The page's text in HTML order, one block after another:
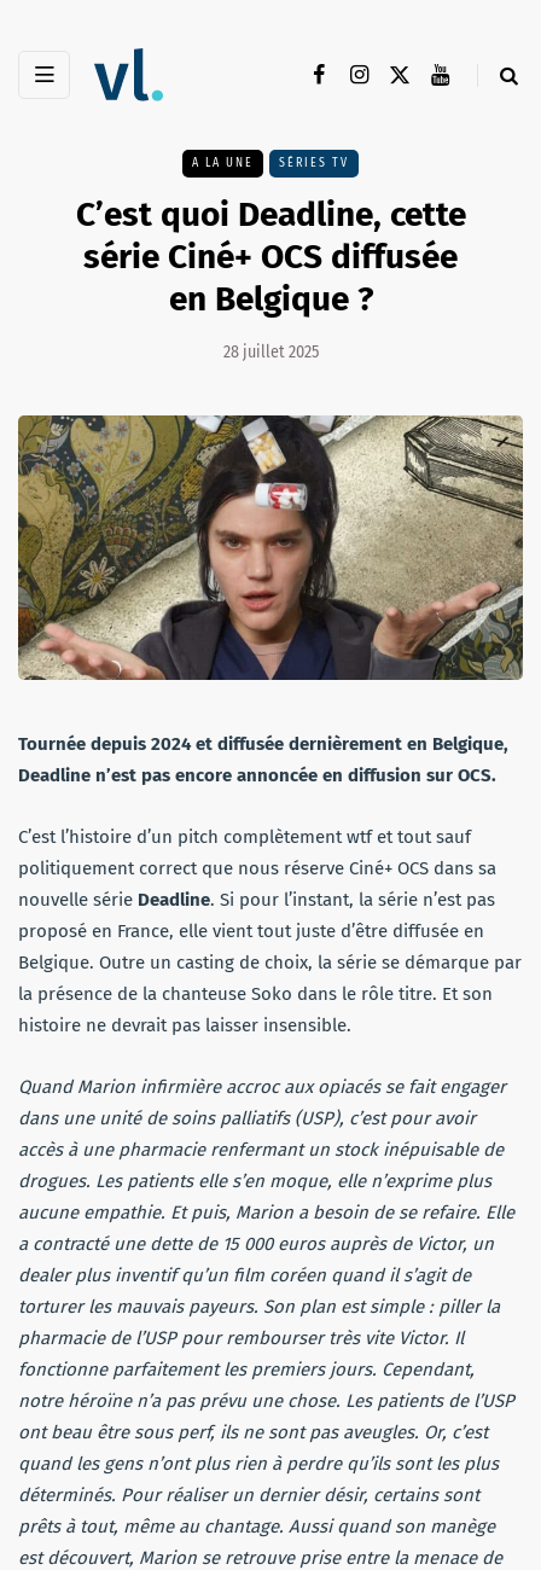
A LA UNE SÉRIES TV
C’est quoi Deadline, cette
série Ciné+ OCS diffusée
en Belgique ?
28 juillet 2025
Tournée depuis 2024 et diffusée dernièrement en Belgique,
Deadline n’est pas encore annoncée en diffusion sur OCS.
C’est l’histoire d’un pitch complètement wtf et tout sauf
politiquement correct que nous réserve Ciné+ OCS dans sa
nouvelle série Deadline. Si pour l’instant, la série n’est pas
proposé en France, elle vient tout juste d’être diffusée en
Belgique. Outre un casting de choix, la série se démarque par
la présence de la chanteuse Soko dans le rôle titre. Et son
histoire ne devrait pas laisser insensible.
Quand Marion infirmière accroc aux opiacés se fait engager
dans une unité de soins palliatifs (USP), c’est pour avoir
accès à une pharmacie renfermant un stock inépuisable de
drogues. Les patients elle s’en moque, elle n’exprime plus
aucune empathie. Et puis, Marion a besoin de se refaire. Elle
a contracté une dette de 15 000 euros auprès de Victor, un
dealer plus inventif qu’un film coréen quand il s’agit de
torturer les mauvais payeurs. Son plan est simple : piller la
pharmacie de l’USP pour rembourser très vite Victor. Il
fonctionne parfaitement les premiers jours. Cependant,
notre héroïne n’a pas prévu une chose. Les patients de l’USP
ont beau être sous perf, ils ne sont pas aveugles. Or, c’est
quand les gens n’ont plus rien à perdre qu’ils sont les plus
déterminés. Pour réaliser un dernier désir, certains sont
prêts à tout, même au chantage. Aussi quand son manège
est découvert, Marion se retrouve prise entre la menace de